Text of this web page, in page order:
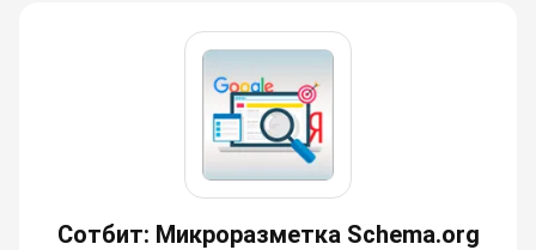
Сотбит: Микроразметка Schema.org